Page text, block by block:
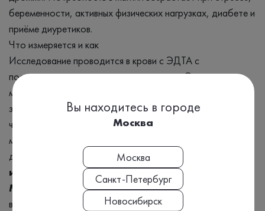
беременности, активных физических нагрузках, диабете и
приёме диуретиков.
Что измеряется и как
Исследование проводится в крови с ЭДТА с
последующим выделением эритроцитов. Определение
магния в эритроцитах отражает его внутриклеточный
запас. Это более точный и информативный показатель,
чем измерение в сыворотке крови, где уровень магния
может оставаться нормальным даже при выраженном
дефиците в тканях. Метод —масс‑спектрометрия с
индуктивно‑связанной плазмой (ИСП‑МС/
МС)
, обеспечивающая высокую точность и
воспроизводимость.
Вы находитесь в городе
Москва
Москва
Санкт-Петербург
Новосибирск